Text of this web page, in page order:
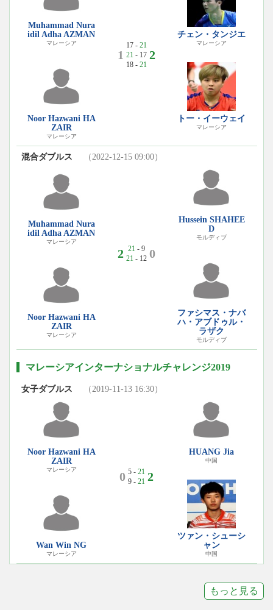
Muhammad Nura
idil Adha AZMAN
マレーシア
Noor Hazwani HA
ZAIR
マレーシア
1
17 - 21
21 - 17
18 - 21
2
チェン・タンジエ
マレーシア
トー・イーウェイ
マレーシア
混合ダブルス （2022-12-15 09:00）
Muhammad Nura
idil Adha AZMAN
マレーシア
Noor Hazwani HA
ZAIR
マレーシア
2 21 - 9
21 - 12 0
Hussein SHAHEE
D
モルディブ
ファシマス・ナバ
ハ・アブドゥル・
ラザク
モルディブ
マレーシアインターナショナルチャレンジ2019
女子ダブルス （2019-11-13 16:30）
Noor Hazwani HA
ZAIR
マレーシア
Wan Win NG
マレーシア
0 5 - 21
9 - 21 2
HUANG Jia
中国
ツァン・シューシ
ャン
中国
もっと見る